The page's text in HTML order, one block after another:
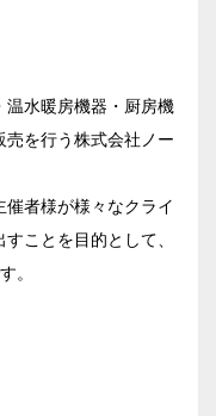
温水暖房機器・厨房機
を行う株式会社ノー
催者様が様々なクライ
ことを目的として、
。